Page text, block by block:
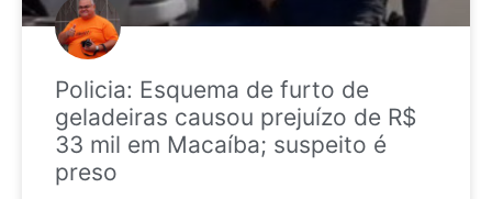
Policia: Esquema de furto de
geladeiras causou prejuízo de R$
33 mil em Macaíba; suspeito é
preso